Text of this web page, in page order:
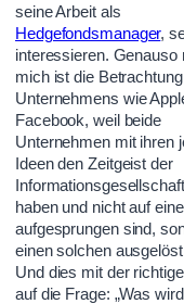
seine Arbeit als
Hedgefondsmanager,
interessieren. Genauso
mich ist die
Unternehmens wie
Facebook, weil beide
Unternehmen mit ihren
Ideen den Zeitgeist der
haben und nicht auf
aufgesprungen sind,
einen solchen
Und dies mit der
auf die Frage: „Was